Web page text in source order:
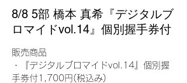
8/8 5部 橋本 真希『デジタルブ
ロマイドvol.14』個別握手券付
販売商品
・『デジタルブロマイドvol.14』個別握
手券付1,700円(税込み)